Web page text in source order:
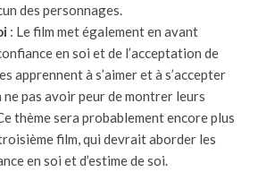
des personnages.
: Le film met également en avant
en soi et de l’acceptation de
apprennent à s’aimer et à s’accepter
ne pas avoir peur de montrer leurs
thème sera probablement encore plus
film, qui devrait aborder les
en soi et d’estime de soi.